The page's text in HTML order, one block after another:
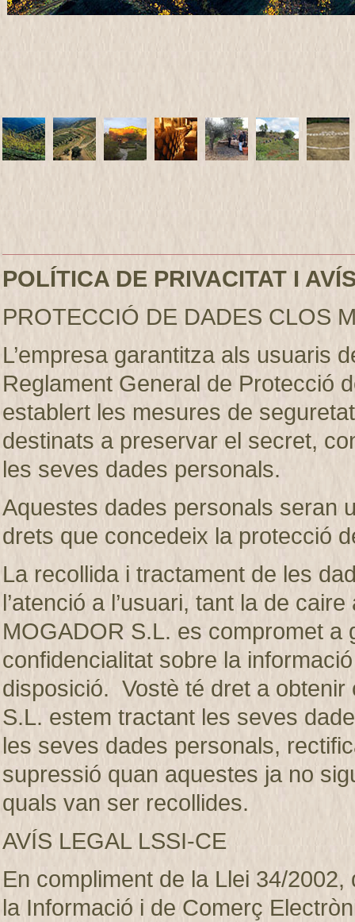
POLÍTICA DE PRIVACITAT I
PROTECCIÓ DE DADES CLOS
L’empresa garantitza als usuaris
Reglament General de Protecció
establert les mesures de
destinats a preservar el secret,
les seves dades personals.
Aquestes dades personals seran
drets que concedeix la protecció
La recollida i tractament de les
l’atenció a l’usuari, tant la de
MOGADOR S.L. es compromet
confidencialitat sobre la
disposició. Vostè té dret a
S.L. estem tractant les seves
les seves dades personals,
supressió quan aquestes ja no
quals van ser recollides.
AVÍS LEGAL LSSI-CE
En compliment de la Llei 34/2002,
la Informació i de Comerç